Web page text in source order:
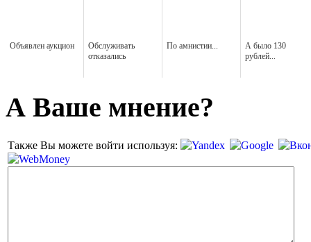
Объявлен аукцион
Обслуживать
отказались
По амнистии...
А было 130
рублей...
А Ваше мнение?
Также Вы можете войти используя: